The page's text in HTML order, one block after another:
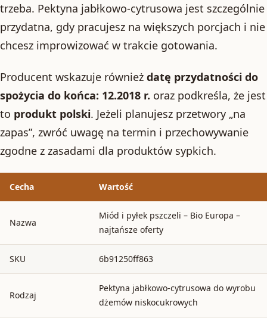
trzeba. Pektyna jabłkowo-cytrusowa jest szczególnie
przydatna, gdy pracujesz na większych porcjach i nie
chcesz improwizować w trakcie gotowania.
Producent wskazuje również datę przydatności do
spożycia do końca: 12.2018 r. oraz podkreśla, że jest
to produkt polski. Jeżeli planujesz przetwory „na
zapas”, zwróć uwagę na termin i przechowywanie
zgodne z zasadami dla produktów sypkich.
Cecha Wartość
Nazwa
Miód i pyłek pszczeli – Bio Europa –
najtańsze oferty
SKU 6b91250ff863
Rodzaj
Pektyna jabłkowo-cytrusowa do wyrobu
dżemów niskocukrowych